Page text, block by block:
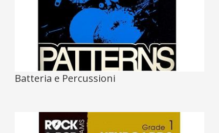
Batteria e Percussioni